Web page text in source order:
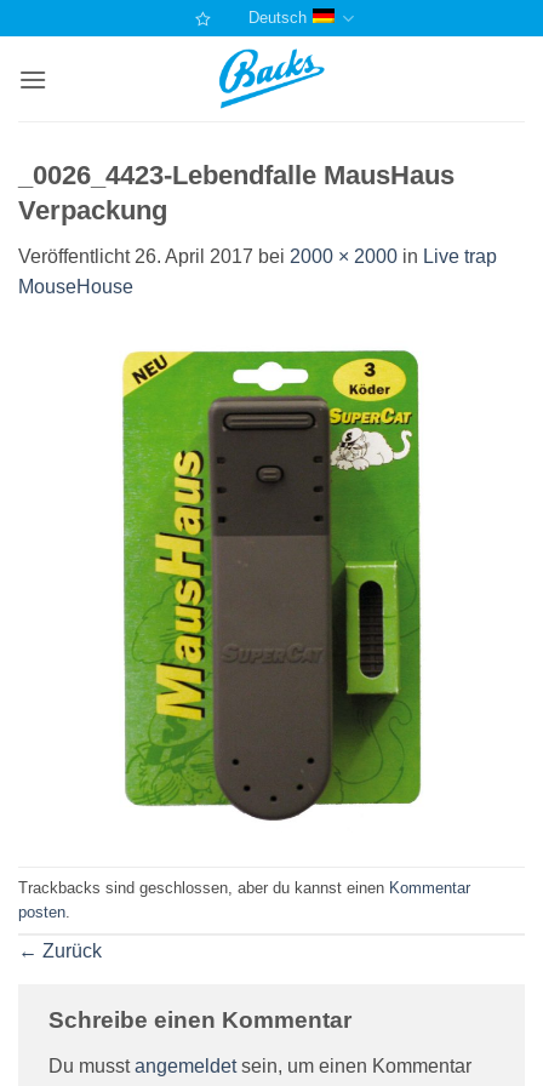
springen
Deutsch
_0026_4423-Lebendfalle MausHaus
Verpackung
Veröffentlicht 26. April 2017 bei 2000 × 2000 in Live trap
MouseHouse
Trackbacks sind geschlossen, aber du kannst einen Kommentar
posten
← Zurück
Schreibe einen Kommentar
Du musstangemeldetsein, um einen Kommentar